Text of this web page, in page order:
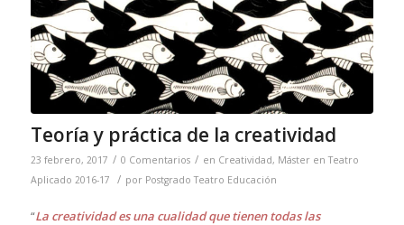
Teoría y práctica de la creatividad
23 febrero, 2017 / 0 Comentarios / en Creatividad, Máster en Teatro
Aplicado 2016-17
/ por Postgrado Teatro Educación
“La creatividad es una cualidad que tienen todas las